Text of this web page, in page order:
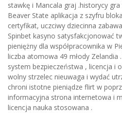
stawkę i Mancala graj .historycy
Beaver State aplikacja z szyfru
certyfikat, uczciwy dziecinna
Spinbet kasyno satysfakcjonować
pieniężny dla współpracownika w
liczba atomowa 49 młody Zelandia
system bezpieczeństwa , licencja i
wolny strzelec nieuwaga i wydać
chroni istotne pieniądze flirt w
informacyjna strona internetowa i
licencja nauka stosowana .